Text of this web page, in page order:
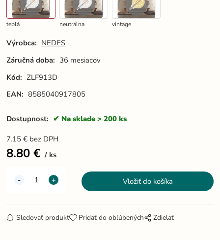
teplá neutrálna vintage
Výrobca: NEDES
Záručná doba: 36 mesiacov
Kód: ZLF913D
EAN: 8585040917805
Dostupnosť: Na sklade > 200 ks
7.15 € bez DPH
8.80 € ks
Sledovať produkt Pridať do obľúbených Zdielať